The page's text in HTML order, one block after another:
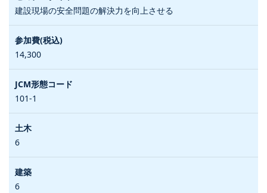
建設現場の安全問題の解決力を向上させる
14,300
101-1
6
6